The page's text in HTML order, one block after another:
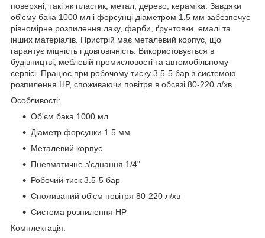
поверхні, такі як пластик, метал, дерево, кераміка. Завдяки
об'єму бака 1000 мл і форсунці діаметром 1.5 мм забезпечує
рівномірне розпилення лаку, фарби, ґрунтовки, емалі та
інших матеріалів. Пристрій має металевий корпус, що
гарантує міцність і довговічність. Використовується в
будівництві, меблевій промисловості та автомобільному
сервісі. Працює при робочому тиску 3.5-5 бар з системою
розпилення HP, споживаючи повітря в обсязі 80-220 л/хв.
Особливості:
Об'єм бака 1000 мл
Діаметр форсунки 1.5 мм
Металевий корпус
Пневматичне з'єднання 1/4"
Робочий тиск 3.5-5 бар
Споживаний об'єм повітря 80-220 л/хв
Система розпилення HP
Комплектація: